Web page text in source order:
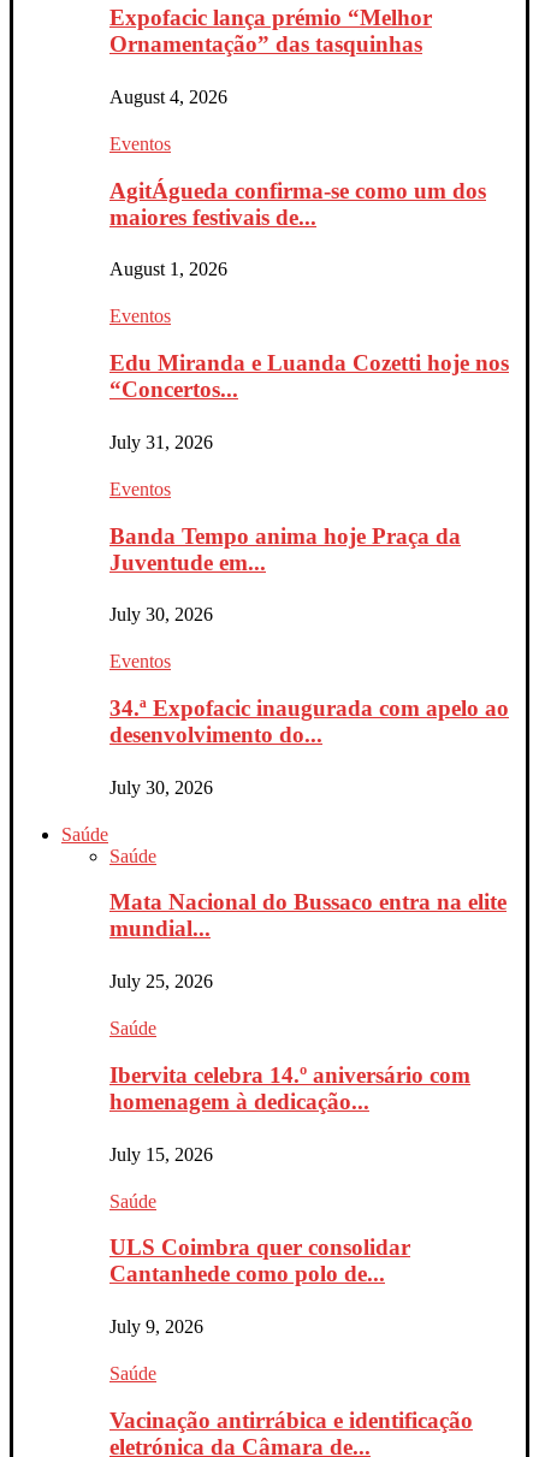
Expofacic lança prémio “Melhor
Ornamentação” das tasquinhas
August 4, 2026
Eventos
AgitÁgueda confirma-se como um dos
maiores festivais de...
August 1, 2026
Eventos
Edu Miranda e Luanda Cozetti hoje nos
“Concertos...
July 31, 2026
Eventos
Banda Tempo anima hoje Praça da
Juventude em...
July 30, 2026
Eventos
34.ª Expofacic inaugurada com apelo ao
desenvolvimento do...
July 30, 2026
Saúde
Saúde
Mata Nacional do Bussaco entra na elite
mundial...
July 25, 2026
Saúde
Ibervita celebra 14.º aniversário com
homenagem à dedicação...
July 15, 2026
Saúde
ULS Coimbra quer consolidar
Cantanhede como polo de...
July 9, 2026
Saúde
Vacinação antirrábica e identificação
eletrónica da Câmara de...